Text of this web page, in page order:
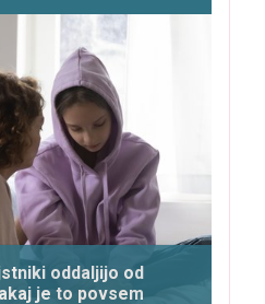
oddaljijo od
je to povsem